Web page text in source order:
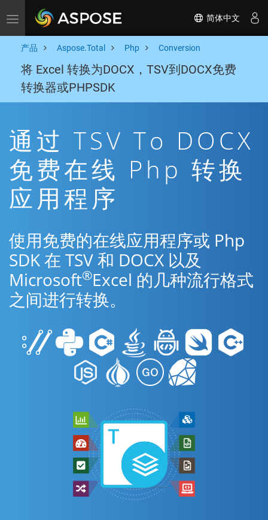
Toggle navigation 简体中文
产品 Aspose.Total Php Conversion
将 Excel 转换为DOCX，TSV到DOCX免费
转换器或PHPSDK
通过 TSV To DOCX
免费在线 Php 转换
应用程序
使用免费的在线应用程序或 Php
SDK 在 TSV 和 DOCX 以及
Microsoft®Excel 的几种流行格式
之间进行转换。